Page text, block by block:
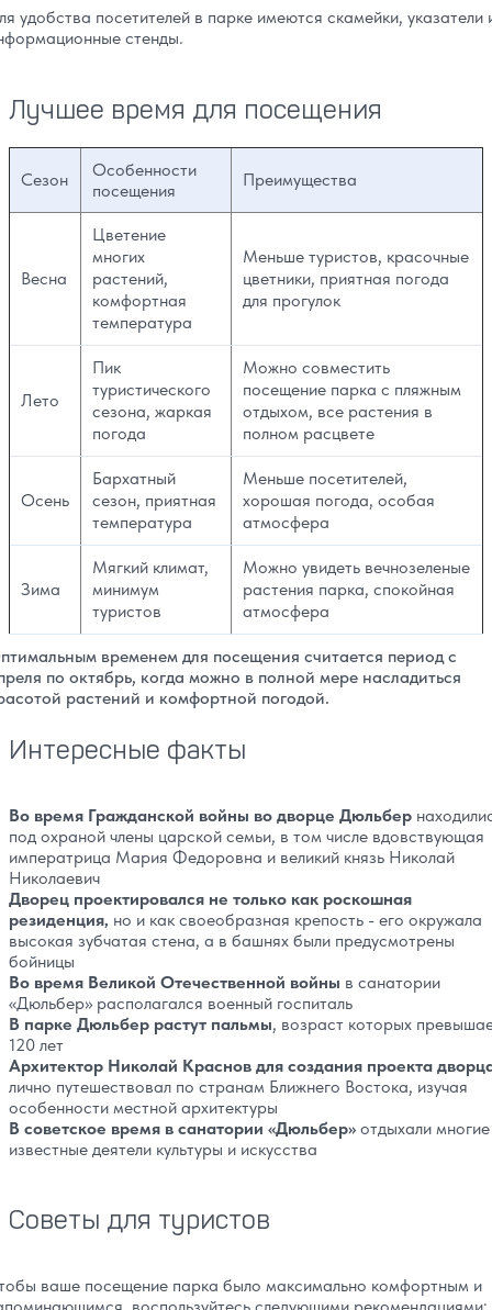
удобства посетителей в парке имеются скамейки, указатели
стенды.
Лучшее время для посещения
Сезон
Особенности
посещения
Преимущества
Весна
Цветение
многих
растений,
комфортная
температура
Меньше туристов, красочные
цветники, приятная погода
для прогулок
Лето
Пик
туристического
сезона, жаркая
погода
Можно совместить
посещение парка с пляжным
отдыхом, все растения в
полном расцвете
Осень
Бархатный
сезон, приятная
температура
Меньше посетителей,
хорошая погода, особая
атмосфера
Зима
Мягкий климат,
минимум
туристов
Можно увидеть вечнозеленые
растения парка, спокойная
атмосфера
временем для посещения считается период с
по октябрь, когда можно в полной мере насладиться
растений и комфортной погодой.
Интересные факты
Во время Гражданской войны во дворце Дюльбер
под охраной члены царской семьи, в том числе вдовствующая
императрица Мария Федоровна и великий князь Николай
Николаевич
Дворец проектировался не только как роскошная
резиденция, но и как своеобразная крепость - его окружала
высокая зубчатая стена, а в башнях были предусмотрены
бойницы
Во время Великой Отечественной войны в санатории
«Дюльбер» располагался военный госпиталь
В парке Дюльбер растут пальмы, возраст которых
120 лет
Архитектор Николай Краснов для создания проекта
лично путешествовал по странам Ближнего Востока, изучая
особенности местной архитектуры
В советское время в санатории «Дюльбер» отдыхали многие
известные деятели культуры и искусства
Советы для туристов
ваше посещение парка было максимально комфортным и